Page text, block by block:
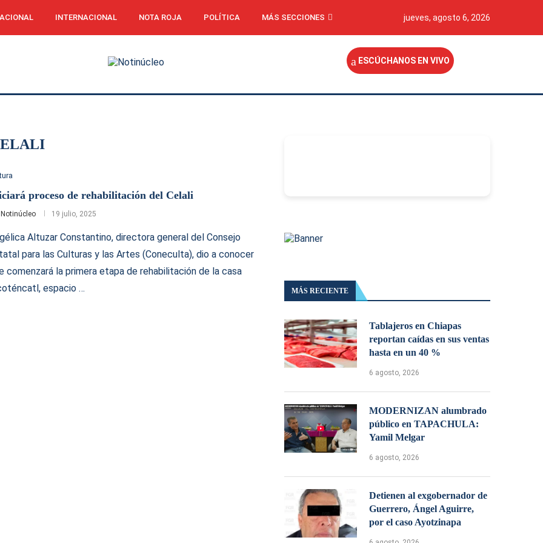
INTERNACIONAL NOTA ROJA POLÍTICA MÁS SECCIONES jueves, agosto 6, 2026
ESCÚCHANOS EN VIVO
proceso de rehabilitación del Celali
Notinúcleo 19 julio, 2025
Altuzar Constantino, directora general del Consejo
para las Culturas y las Artes (Coneculta), dio a conocer
comenzará la primera etapa de rehabilitación de la casa
espacio …
MÁS RECIENTE
Tablajeros en Chiapas
reportan caídas en sus ventas
hasta en un 40 %
6 agosto, 2026
MODERNIZAN alumbrado
público en TAPACHULA:
Yamil Melgar
6 agosto, 2026
Detienen al exgobernador de
Guerrero, Ángel Aguirre,
por el caso Ayotzinapa